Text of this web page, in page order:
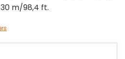
m/98,4 ft.